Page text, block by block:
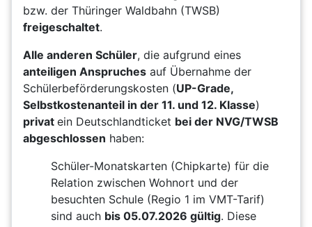
bzw. der Thüringer Waldbahn (TWSB)
freigeschaltet.
Alle anderen Schüler, die aufgrund eines
anteiligen Anspruches auf Übernahme der
Schülerbeförderungskosten (UP-Grade,
Selbstkostenanteil in der 11. und 12. Klasse)
privat ein Deutschlandticket bei der NVG/TWSB
abgeschlossen haben:
Schüler-Monatskarten (Chipkarte) für die
Relation zwischen Wohnort und der
besuchten Schule (Regio 1 im VMT-Tarif)
sind auch bis 05.07.2026 gültig. Diese